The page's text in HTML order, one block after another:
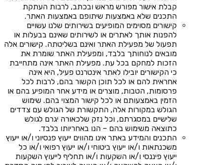
קבלת אישור מפורש מראש ובכתב, לרבות העתקת
התכנים שלא באמצעות שיתופם באמצעות האתר.
קישורים מסוימים המופיעים בשירותים שלנו עשויים
להפנות אותך לאתרים או לשירותים שאינם בבעלות או
תפעול של מפעילת האתר ואינם בשליטתה. קישורים אלה
מובאים לנוחותך בלבד, ומפעילת האתר שומרת את
הזכות למחקם בכל עת. מפעילת האתר אינה מתחייבת
כי הקישורים יובילו לאתר אינטרנט פעיל, היא אינה
אחראית להם או לכל תוכן הקשור בהם, לרבות לכל
פרסומות, הטבות, מוצרים או מידע אחר המופיע בהם או
הזמין באמצעותם או לכל קישור המצוי בהם. שימוש
הגולש במקורות אלה, התקשורת של הגולש עם צדדים
שלישיים במסגרתם, וכל נזק שלכאורה יגרם לגולש
כתוצאה משימוש בהם – הנו באחריותו בלבד.
התכנים והמידע באתר אינו מהווים ייעוץ פנסיוני ו/או ייעוץ
משכנתאות ו/או ייעוץ ביטוחי ו/או ייעוץ רפואי ו/או כל
ייעוץ פיננסי ו/או השקעות ו/או תחליף לייעוץ השקעות